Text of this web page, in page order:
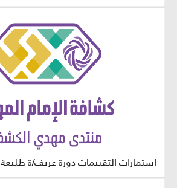
استمارات التقييمات دورة عريف/ة طليعة